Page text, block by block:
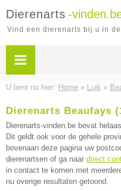
Dierenarts -
Vind een dierenarts bij u in
U bent nu hier: Home » Luik »
Dierenarts Beaufays
Dierenarts-vinden.be bevat
Dit geldt ook voor de gehele
bovenaan deze pagina uw
dierenartsen of ga naar direct
in contact te komen met
nu overige resultaten getoond.